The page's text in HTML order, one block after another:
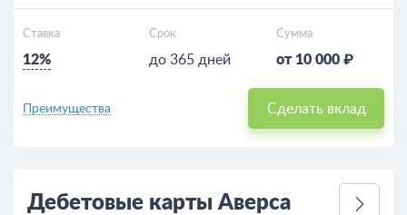
Ставка
12%
Срок
до 365 дней
Сумма
от 10 000 ₽
Преимущества Сделать вклад
Дебетовые карты Аверса